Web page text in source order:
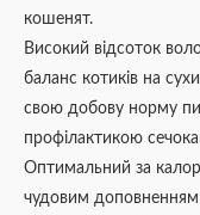
кошенят.
Високий відсоток
баланс котиків на
свою добову норму
профілактикою
Оптимальний за
чудовим